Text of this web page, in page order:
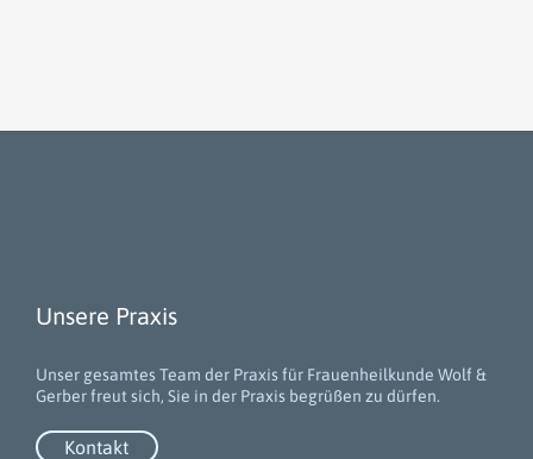
Unsere Praxis
Unser gesamtes Team der Praxis für Frauenheilkunde Wolf &
Gerber freut sich, Sie in der Praxis begrüßen zu dürfen.
Kontakt